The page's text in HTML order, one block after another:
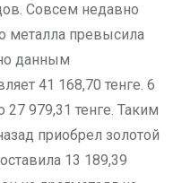
Совсем недавно
металла превысила
данным
41 168,70 тенге. 6
27 979,31 тенге. Таким
приобрел золотой
13 189,39